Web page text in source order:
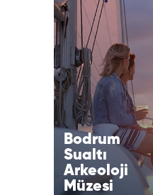
Bodrum
Sualtı
Arkeoloji
Müzesi